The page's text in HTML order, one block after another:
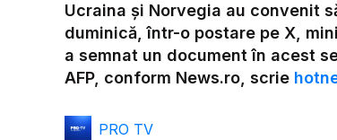
Ucraina şi Norvegia au convenit
duminică, într-o postare pe X,
a semnat un document în acest
AFP, conform News.ro, scrie
PRO TV